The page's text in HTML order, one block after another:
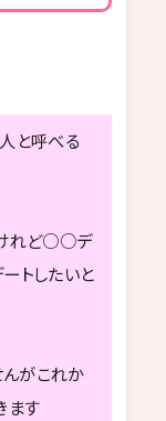
と呼べる
けれど○○デ
トしたいと
がこれか
ます